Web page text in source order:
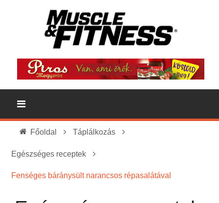
Főoldal Táplálkozás
Egészséges receptek
Fenséges báránysült narancsos répasalátával